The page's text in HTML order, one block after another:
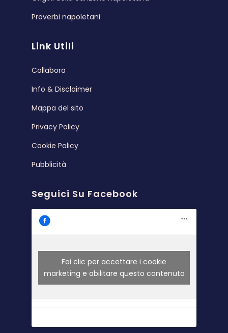
Proverbi napoletani
Link Utili
Collabora
Info & Disclaimer
Mappa del sito
Privacy Policy
Cookie Policy
Pubblicità
Seguici Su Facebook
Fai clic per accettare i cookie
marketing e abilitare questo contenuto